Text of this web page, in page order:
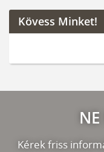
Kövess Minket!
Kérek friss